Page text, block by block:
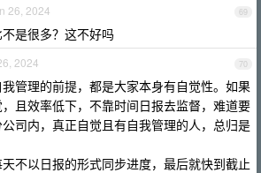
69
26, 2024
是很多？这不好吗
70
2024
管理的前提，都是大家本身有自觉性。如果
且效率低下，不靠时间日报去监督，难道要
司内，真正自觉且有自我管理的人，总归是
不以日报的形式同步进度，最后就快到截止